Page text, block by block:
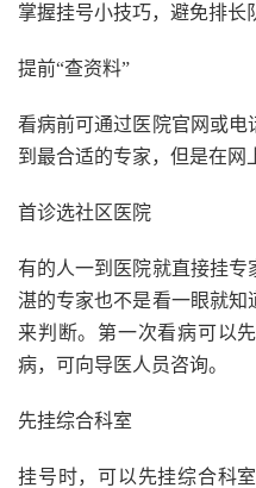
掌握挂号小技巧，避免排长
提前“查资料”
看病前可通过医院官网或
到最合适的专家，但是在网
首诊选社区医院
有的人一到医院就直接挂
湛的专家也不是看一眼就
来判断。第一次看病可以
病，可向导医人员咨询。
先挂综合科室
挂号时，可以先挂综合科